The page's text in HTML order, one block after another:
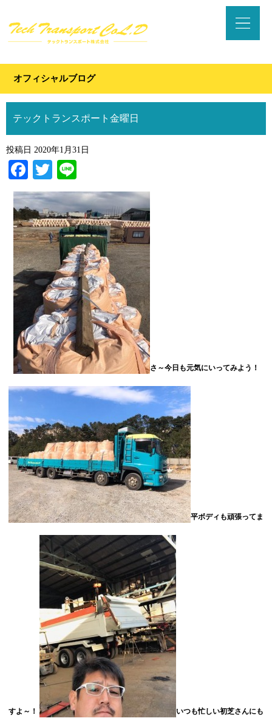
オフィシャルブログ
テックトランスポート金曜日
投稿日 2020年1月31日
Facebook
Twitter
さ～今日も元気にいってみよう！
平ボディも頑張ってま
すよ～！ いつも忙しい初芝さんにも